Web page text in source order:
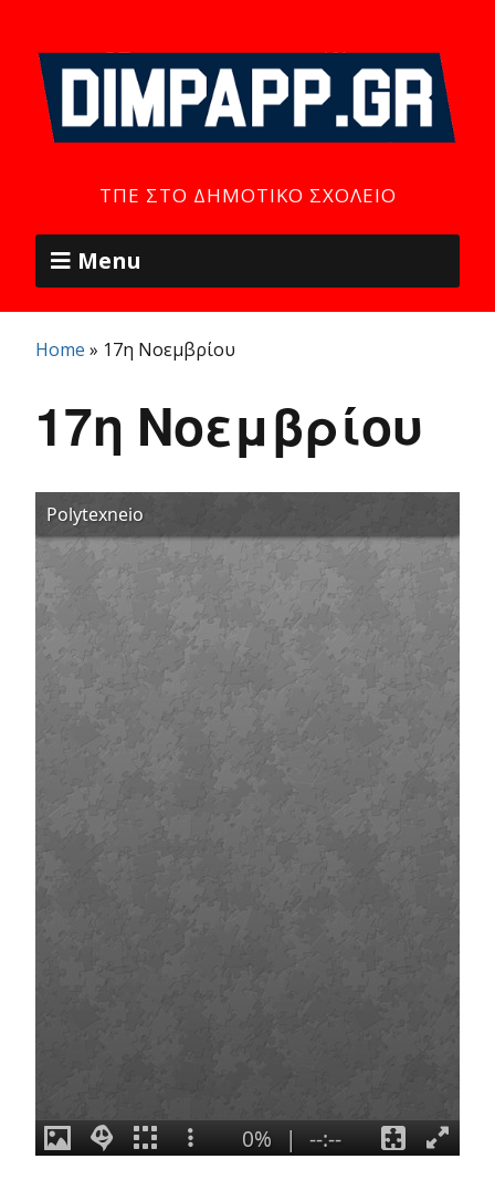
ΤΠΕ ΣΤΟ ΔΗΜΟΤΙΚΌ ΣΧΟΛΕΊΟ
Menu
Home » 17η Νοεμβρίου
17η Νοεμβρίου